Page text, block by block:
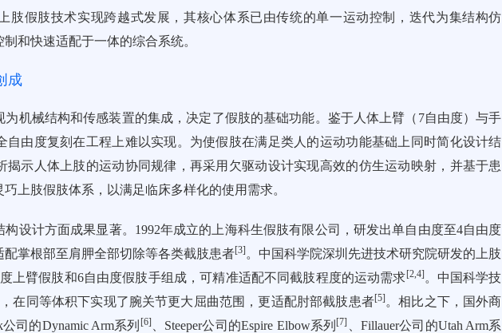
肢假肢技术实现跨越式发展，其核心体系已由传统的单一运动控制，迭代为集结构仿
和快速适配于一体的综合系统。
成
为机械结构和传感装置的集成，决定了假肢的基础功能。鉴于人体上臂（7自由度）与手
自由度复刻在工程上难以实现。为使假肢在满足类人的运动功能基础上同时简化设计结
揭示人体上肢的运动协同规律，再采用欠驱动设计实现高效的仿生运动映射，并基于患
上肢假肢体系，以满足临床多样化的使用需求。
构设计方面成果显著。1992年成立的上海科生假肢有限公司，研发出单自由度至4自由度
掌根部至肩胛全部切除等各类截肢患者[3] 。中国科学院深圳先进技术研究院研发的上肢
上臂假肢和6自由度假肢手组成，可精准适配不同截肢程度的运动需求[2,4] 。中国科学技
在同等体积下实现了腕关节更大屈曲范围，更适配肘部截肢患者[5] 。相比之下，国外商
司的Dynamic Arm系列 [6] 、Steeper公司的Espire Elbow系列 [7]
、Fillauer公司的Utah Arm系